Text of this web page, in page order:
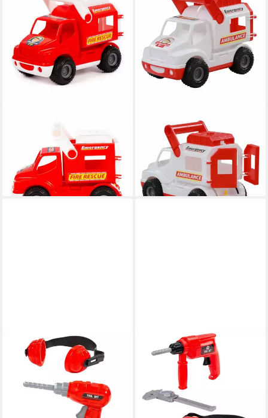
Spielzeug-Boot
Feuerwehrauto ConsTruck
Red Polesie 41920
18,55 €
lieferbar in 3 Wochen
Spielzeug-Boot Auto
ConsTruck Krankenwagen
White Polesie 41913
18,55 €
lieferbar in 3 Wochen